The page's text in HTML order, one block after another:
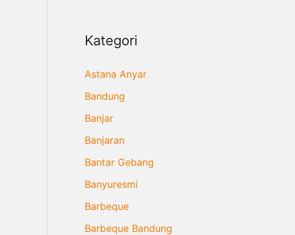
Kategori
Astana Anyar
Bandung
Banjar
Banjaran
Bantar Gebang
Banyuresmi
Barbeque
Barbeque Bandung